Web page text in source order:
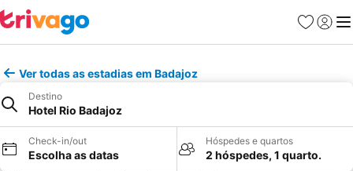
Favoritos
Iniciar
Ver todas as estadias em Badajoz
Destino
Hotel Rio Badajoz
Check-in/out
Escolha as datas
Hóspedes e quartos
2 hóspedes, 1 quarto.